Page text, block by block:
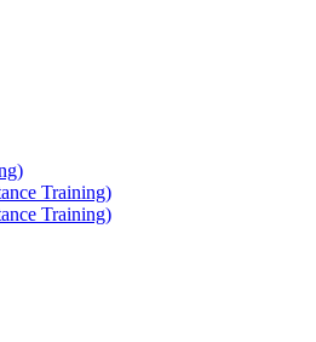
Training)
Training)